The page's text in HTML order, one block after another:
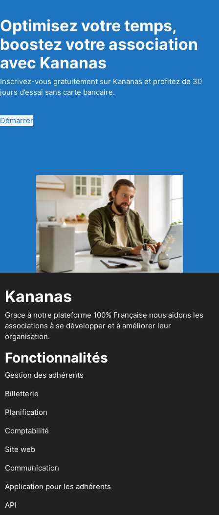
Optimisez votre temps,
boostez votre association
avec Kananas
Inscrivez-vous gratuitement sur Kananas et profitez de 30
jours d’essai sans carte bancaire.
Démarrer
Kananas
Grace à notre plateforme 100% Française nous aidons les
associations à se développer et à améliorer leur
organisation.
Fonctionnalités
Gestion des adhérents
Billetterie
Planification
Comptabilité
Site web
Communication
Application pour les adhérents
API